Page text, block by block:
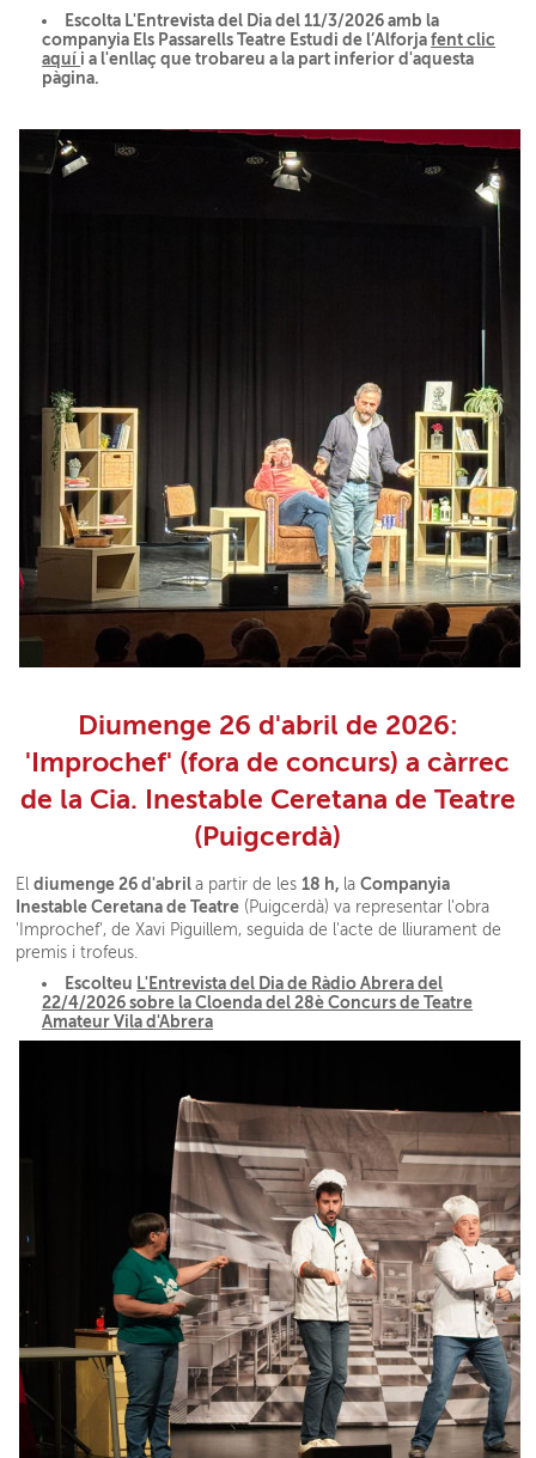
Escolta L'Entrevista del Dia del 11/3/2026 amb la
companyia Els Passarells Teatre Estudi de l’Alforjafent clic
aquí i a l'enllaç que trobareu a la part inferior d'aquesta
pàgina.
Diumenge 26 d'abril de 2026:
'Improchef' (fora de concurs) a càrrec
de la Cia. Inestable Ceretana de Teatre
(Puigcerdà)
Eldiumenge 26 d'abrila partir de les18 h, laCompanyia
Inestable Ceretana de Teatre (Puigcerdà) va representar l'obra
'Improchef', de Xavi Piguillem, seguida de l'acte de lliurament de
premis i trofeus.
Escolteu L'Entrevista del Dia de Ràdio Abrera del
22/4/2026 sobre la Cloenda del 28è Concurs de Teatre
Amateur Vila d'Abrera